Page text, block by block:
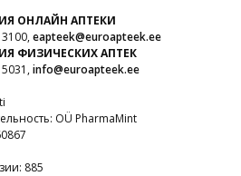
ОНЛАЙН АПТЕКИ
eapteek@euroapteek.ee
ФИЗИЧЕСКИХ АПТЕК
info@euroapteek.ee
OÜ PharmaMint
885